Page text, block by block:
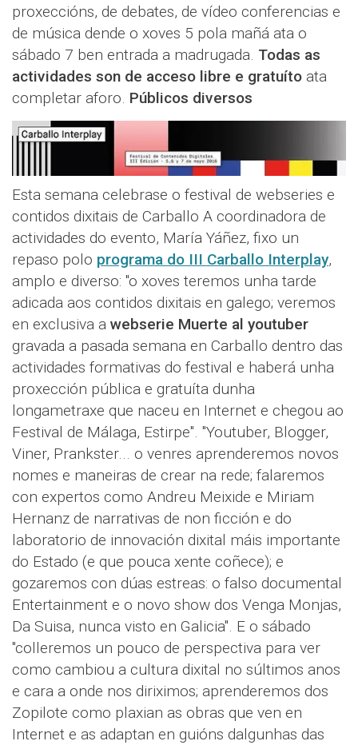
proxeccións, de debates, de vídeo conferencias e
de música dende o xoves 5 pola mañá ata o
sábado 7 ben entrada a madrugada. Todas as
actividades son de acceso libre e gratuíto ata
completar aforo. Públicos diversos
Esta semana celebrase o festival de webseries e
contidos dixitais de Carballo A coordinadora de
actividades do evento, María Yáñez, fixo un
repaso polo programa do III Carballo Interplay,
amplo e diverso: "o xoves teremos unha tarde
adicada aos contidos dixitais en galego; veremos
en exclusiva a webserie Muerte al youtuber
gravada a pasada semana en Carballo dentro das
actividades formativas do festival e haberá unha
proxección pública e gratuíta dunha
longametraxe que naceu en Internet e chegou ao
Festival de Málaga, Estirpe". "Youtuber, Blogger,
Viner, Prankster... o venres aprenderemos novos
nomes e maneiras de crear na rede; falaremos
con expertos como Andreu Meixide e Miriam
Hernanz de narrativas de non ficción e do
laboratorio de innovación dixital máis importante
do Estado (e que pouca xente coñece); e
gozaremos con dúas estreas: o falso documental
Entertainment e o novo show dos Venga Monjas,
Da Suisa, nunca visto en Galicia". E o sábado
"colleremos un pouco de perspectiva para ver
como cambiou a cultura dixital no súltimos anos
e cara a onde nos diriximos; aprenderemos dos
Zopilote como plaxian as obras que ven en
Internet e as adaptan en guións dalgunhas das